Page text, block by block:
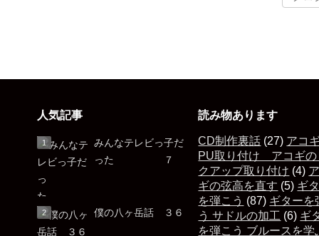
人気記事
みんなテレビっ子だ
った ７
僕の八ヶ岳話 ３６
読み物あります
CD制作裏話 (27) アコ
PU取り付け アコギの
クアップ取り付け (4)
ギの弦高を直す (5) ギ
を弾こう (87) ギターを
う サドルの加工 (6) ギ
を弾こう ブルースを学